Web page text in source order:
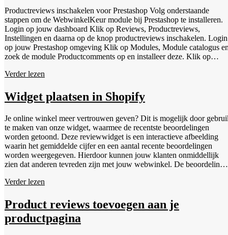
&gt; reviews &gt; shopreviews &gt; zoek de desbetreffende review
&gt; klik op het tekstballonnetje &gt; schrijf je bericht aan de klant
&gt; kies links onder voor antwoord privé &gt; antwoord en
Houd er rekening mee dat de klantgegevens automatisch worden
overgenomen in de review. De naam die bij de order bekend is, wordt
dus naar ons doorgestuurd en overgenomen. Veel klanten hebben niet
worden aangepast. Niet getreurd, ook na het plaatsen van de review
review verwijderd wil hebben, omdat de klant niet met naam en
toenaam wil worden genoemd.
Productreviews inschakelen voor Prestashop Volg onderstaande
stappen om de WebwinkelKeur module bij Prestashop te installeren.
Login op jouw dashboard Klik op Reviews, Productreviews,
Instellingen en daarna op de knop productreviews inschakelen. Login
op jouw Prestashop omgeving Klik op Modules, Module catalogus
zoek de module Productcomments op en installeer deze. Klik op
WebwinkelKeur module. Vink het vakje 'Productbeoordelingen
het laatste ordernummer en klik op Opslaan.
Verder lezen
Widget plaatsen in Shopify
Je online winkel meer vertrouwen geven? Dit is mogelijk door
te maken van onze widget, waarmee de recentste beoordelingen
worden getoond. Deze reviewwidget is een interactieve afbeelding
waarin het gemiddelde cijfer en een aantal recente beoordelingen
worden weergegeven. Hierdoor kunnen jouw klanten onmiddellijk
zien dat anderen tevreden zijn met jouw webwinkel. De
manier gepresenteerd. In het dashboard kun je onder Installatie &gt;
van de widget aanpassen naar jouw huisstijl.
Verder lezen
Product reviews toevoegen aan je
productpagina